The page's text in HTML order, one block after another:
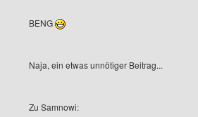
BENG
Naja, ein etwas unnötiger Beitrag...
Zu Samnowi: